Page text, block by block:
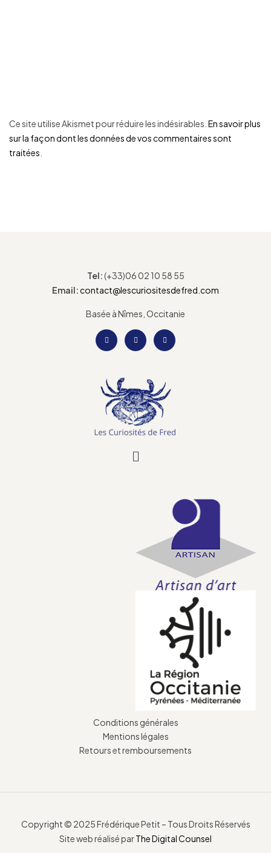
Ce site utilise Akismet pour réduire les indésirables. En savoir plus
sur la façon dont les données de vos commentaires sont
traitées
Tel:(+33)06 02 10 58 55
Email:contact@lescuriositesdefred.com
Basée à Nîmes, Occitanie
Conditions générales
Mentions légales
Retours et remboursements
Copyright © 2025 Frédérique Petit – Tous Droits Réservés
Site web réalisé parThe Digital Counsel